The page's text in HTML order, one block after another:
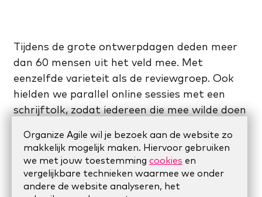
Tijdens de grote ontwerpdagen deden meer
dan 60 mensen uit het veld mee. Met
eenzelfde varieteit als de reviewgroep. Ook
hielden we parallel online sessies met een
schrijftolk, zodat iedereen die mee wilde doen
Op de eerste grote ontwerpdag hebben we
persona’s gecreëerd. Hierbij zoomden we niet
in op de verschillen tussen alle beperkingen,
Organize Agile wil je bezoek aan de website zo
makkelijk mogelijk maken. Hiervoor gebruiken
we met jouw toestemming cookies en
vergelijkbare technieken waarmee we onder
andere de website analyseren, het